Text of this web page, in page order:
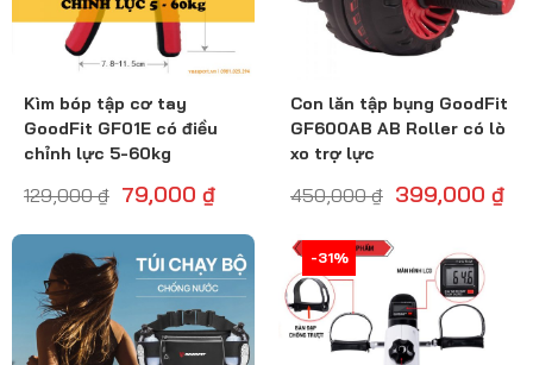
Kìm bóp tập cơ tay
GoodFit GF01E có điều
chỉnh lực 5-60kg
129,000₫ 79,000 ₫
Con lăn tập bụng GoodFit
GF600AB AB Roller có lò
xo trợ lực
450,000₫ 399,000 ₫
-31%
-31%